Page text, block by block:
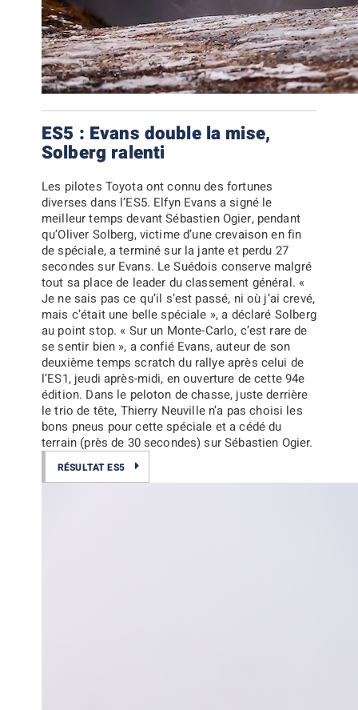
ES5 : Evans double la mise,
Solberg ralenti
Les pilotes Toyota ont connu des fortunes
diverses dans l’ES5. Elfyn Evans a signé le
meilleur temps devantSébastien Ogier, pendant
qu’Oliver Solberg, victime d’une crevaison en fin
de spéciale, a terminé sur la jante et perdu 27
secondes sur Evans. Le Suédois conserve malgré
tout sa place de leader du classement général. «
Je ne sais pas ce qu’il s’est passé, ni où j’ai crevé,
mais c’était une belle spéciale », a déclaré Solberg
au point stop. « Sur un Monte-Carlo, c’est rare de
se sentir bien », a confié Evans, auteur de son
deuxième temps scratch du rallye après celui de
l’ES1, jeudi après-midi, en ouverture de cette 94e
édition. Dans le peloton de chasse, juste derrière
le trio de tête, Thierry Neuville n’a pas choisi les
bons pneus pour cette spéciale et a cédé du
terrain (près de 30 secondes) sur Sébastien Ogier.
RÉSULTAT ES5